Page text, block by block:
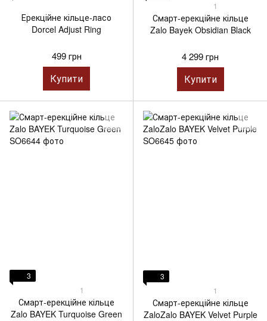
Ерекційне кільце-ласо
Dorcel Adjust Ring
499 грн
Купити
1
Смарт-ерекційне кільце
Zalo Bayek Obsidian Black
4 299 грн
Купити
3
1
Смарт-ерекційне кільце
Zalo BAYEK Turquoise Green
3
1
Смарт-ерекційне кільце
ZaloZalo BAYEK Velvet Purple